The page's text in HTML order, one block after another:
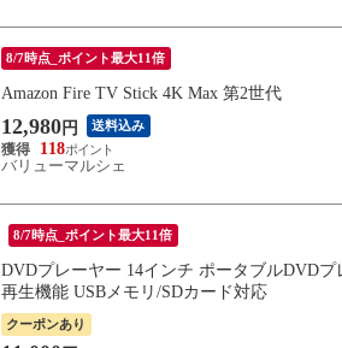
8/7時点_ポイント最大11倍
Amazon Fire TV Stick 4K Max 第2世代
12,980 円 送料込み
118
バリューマルシェ
8/7時点_ポイント最大11倍
DVDプレーヤー 14インチ ポータブルDVD
再生機能 USBメモリ/SDカード対応
クーポンあり